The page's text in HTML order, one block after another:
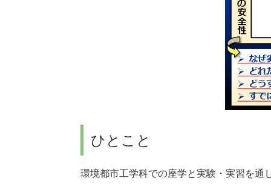
ひとこと
環境都市工学科での座学と実験・実習を通